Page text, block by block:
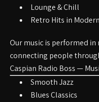
Lounge & Chill
Retro Hits in
Our music is performed in
connecting people
Caspian Radio Boss —
Smooth Jazz
Blues Classics